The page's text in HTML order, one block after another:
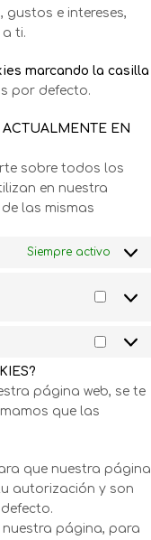
e intereses,
ti.
marcando la casilla
por defecto.
EN
sobre todos los
en nuestra
las mismas
Siempre activo
página web, se te
que las
que nuestra página
autorización y son
nuestra página, para